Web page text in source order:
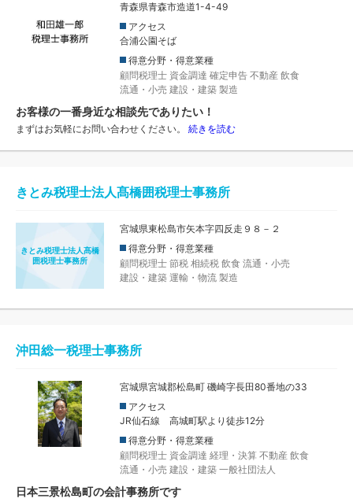
青森県青森市造道1-4-49
アクセス
合浦公園そば
得意分野・得意業種
顧問税理士 資金調達 確定申告 不動産 飲食
流通・小売 建設・建築 製造
お客様の一番身近な相談先でありたい！
まずはお気軽にお問い合わせください。 続きを読む
きとみ税理士法人髙橋囲税理士事務所
きとみ税理士法人髙橋
囲税理士事務所
宮城県東松島市矢本字四反走９８－２
得意分野・得意業種
顧問税理士 節税 相続税 飲食 流通・小売
建設・建築 運輸・物流 製造
沖田総一税理士事務所
宮城県宮城郡松島町 磯崎字長田80番地の33
アクセス
JR仙石線 高城町駅より徒歩12分
得意分野・得意業種
顧問税理士 資金調達 経理・決算 不動産 飲食
流通・小売 建設・建築 一般社団法人
日本三景松島町の会計事務所です